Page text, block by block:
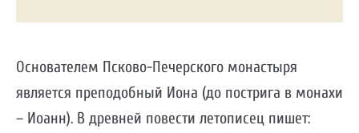
Основателем Псково-Печерского монастыря
является преподобный Иона (до пострига в монахи
– Иоанн). В древней повести летописец пишет: